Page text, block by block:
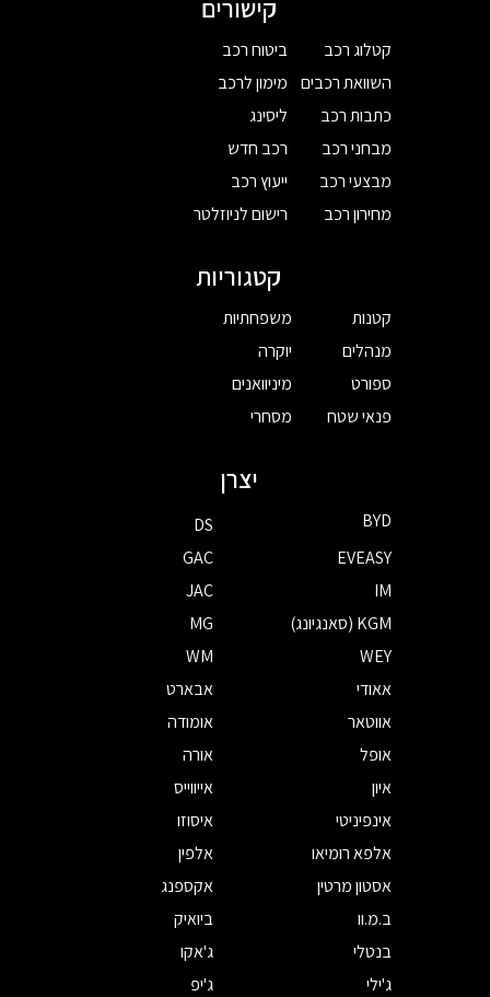
קישורים
קטלוג רכב
השוואת רכבים
כתבות רכב
מבחני רכב
מבצעי רכב
מחירון רכב
ביטוח רכב
מימון לרכב
ליסינג
רכב חדש
ייעוץ רכב
רישום לניוזלטר
קטגוריות
קטנות
מנהלים
ספורט
פנאי שטח
משפחתיות
יוקרה
מיניוואנים
מסחרי
יצרן
BYD
DS
EVEASY
GAC
IM
JAC
KGM (סאנגיונג)
MG
WEY
WM
אאודי
אבארט
אווטאר
אומודה
אופל
אורה
איון
אייווייס
אינפיניטי
איסוזו
אלפא רומיאו
אלפין
אסטון מרטין
אקספנג
ב.מ.וו
ביואיק
בנטלי
ג'אקו
ג'ילי
ג'יפ